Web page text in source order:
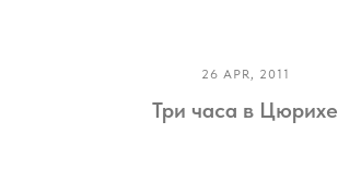
26 APR, 2011
Три часа в Цюрихе